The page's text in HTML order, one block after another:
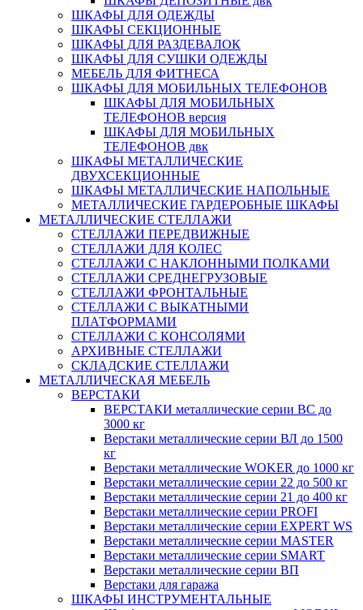
ШКАФЫ ДЛЯ ОДЕЖДЫ
ШКАФЫ СЕКЦИОННЫЕ
ШКАФЫ ДЛЯ РАЗДЕВАЛОК
ШКАФЫ ДЛЯ СУШКИ ОДЕЖДЫ
МЕБЕЛЬ ДЛЯ ФИТНЕСА
ШКАФЫ ДЛЯ МОБИЛЬНЫХ ТЕЛЕФОНОВ
ШКАФЫ ДЛЯ МОБИЛЬНЫХ
ТЕЛЕФОНОВ версия
ШКАФЫ ДЛЯ МОБИЛЬНЫХ
ТЕЛЕФОНОВ двк
ШКАФЫ МЕТАЛЛИЧЕСКИЕ
ДВУХСЕКЦИОННЫЕ
ШКАФЫ МЕТАЛЛИЧЕСКИЕ НАПОЛЬНЫЕ
МЕТАЛЛИЧЕСКИЕ ГАРДЕРОБНЫЕ ШКАФЫ
МЕТАЛЛИЧЕСКИЕ СТЕЛЛАЖИ
СТЕЛЛАЖИ ПЕРЕДВИЖНЫЕ
СТЕЛЛАЖИ ДЛЯ КОЛЕС
СТЕЛЛАЖИ С НАКЛОННЫМИ ПОЛКАМИ
СТЕЛЛАЖИ СРЕДНЕГРУЗОВЫЕ
СТЕЛЛАЖИ ФРОНТАЛЬНЫЕ
СТЕЛЛАЖИ С ВЫКАТНЫМИ
ПЛАТФОРМАМИ
СТЕЛЛАЖИ С КОНСОЛЯМИ
АРХИВНЫЕ СТЕЛЛАЖИ
СКЛАДСКИЕ СТЕЛЛАЖИ
МЕТАЛЛИЧЕСКАЯ МЕБЕЛЬ
ВЕРСТАКИ
ВЕРСТАКИ металлические серии ВС до
3000 кг
Верстаки металлические серии ВЛ до 1500
кг
Верстаки металлические WOKER до 1000 кг
Верстаки металлические серии 22 до 500 кг
Верстаки металлические серии 21 до 400 кг
Верстаки металлические серии PROFI
Верстаки металлические серии EXPERT WS
Верстаки металлические серии MASTER
Верстаки металлические серии SMART
Верстаки металлические серии ВП
Верстаки для гаража
ШКАФЫ ИНСТРУМЕНТАЛЬНЫЕ